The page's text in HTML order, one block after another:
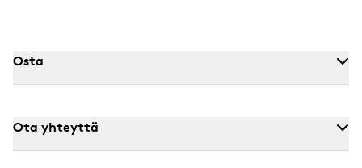
Osta
Ota yhteyttä